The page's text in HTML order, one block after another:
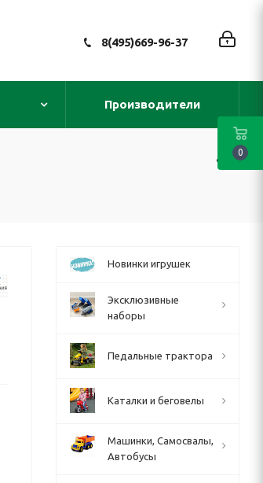
8(495)669-96-37
Производители
Новинки игрушек
Эксклюзивные
наборы
Педальные трактора
Каталки и беговелы
Машинки, Самосвалы,
Автобусы
0